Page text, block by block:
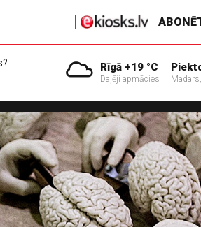
Rīgā +19 °C
Daļēji apmācies